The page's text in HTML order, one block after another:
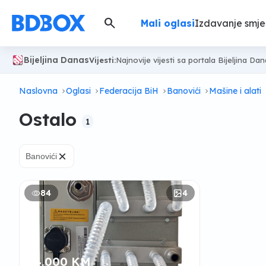
search Mali oglasiIzdavanje
Bijeljina DanasVijesti:Najnovije vijesti sa portala Bijeljina
Naslovna Oglasi Federacija BiH Banovići Mašine i alati
Ostalo 1
Banovići×
84 4
4.000 KM